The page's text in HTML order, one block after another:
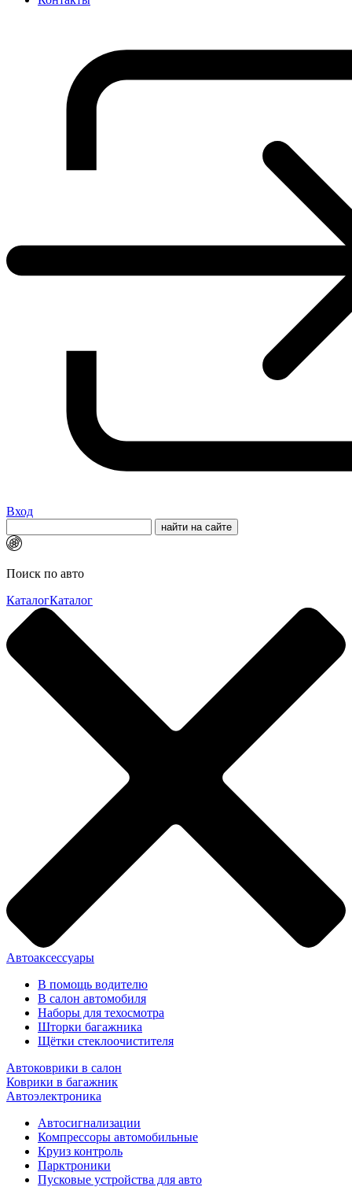
Вход
Поиск по авто
КаталогКаталог
Автоаксессуары
В помощь водителю
В салон автомобиля
Наборы для техосмотра
Шторки багажника
Щётки стеклоочистителя
Автоковрики в салон
Коврики в багажник
Автоэлектроника
Автосигнализации
Компрессоры автомобильные
Круиз контроль
Парктроники
Пусковые устройства для авто